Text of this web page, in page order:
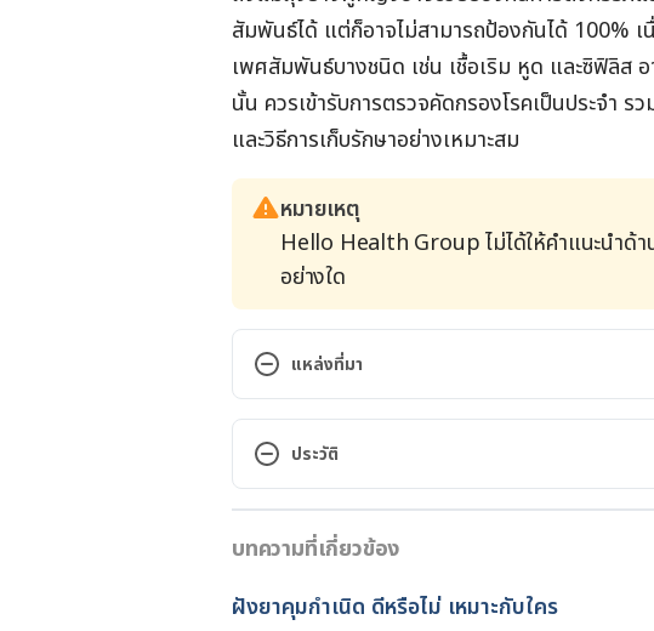
สัมพันธ์ได้ แต่ก็อาจไม่สามารถป้องกันได้ 100%
เพศสัมพันธ์บางชนิด เช่น เชื้อเริม หูด และซิฟิลิส
นั้น ควรเข้ารับการตรวจคัดกรองโรคเป็นประจำ
และวิธีการเก็บรักษาอย่างเหมาะสม
หมายเหตุ
Hello Health Group ไม่ได้ให้คำแนะนำด้
อย่างใด
แหล่งที่มา
Female condoms. https://www.nhs.uk/
condoms/.Accessed July 20, 2022.
condom-use.html.Accessed July 20, 2022.
control/female-condom-effectiveness-
ประวัติ
27/02/2023
ปัญญพัฒน์ เอี่ยมสิน
ตรวจสอบข้อมูลทางการแพทย์โดยแพทย์หญิงอ
บทความที่เกี่ยวข้อง
ฝังยาคุมกำเนิด ดีหรือไม่ เหมาะกับใคร